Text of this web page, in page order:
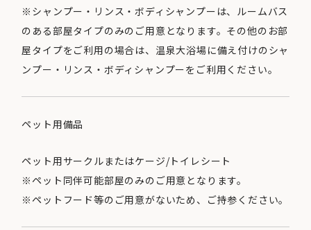
※シャンプー・リンス・ボディシャンプーは、ルームバス
のある部屋タイプのみのご用意となります。その他のお部
屋タイプをご利用の場合は、温泉大浴場に備え付けのシャ
ンプー・リンス・ボディシャンプーをご利用ください。
ペット用備品
ペット用サークルまたはケージ/トイレシート
※ペット同伴可能部屋のみのご用意となります。
※ペットフード等のご用意がないため、ご持参ください。